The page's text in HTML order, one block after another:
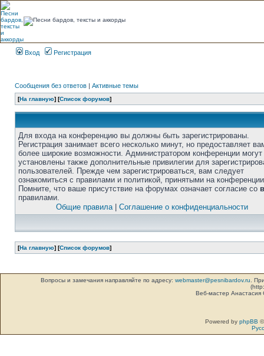
Вход Регистрация
Сообщения без ответов | Активные темы
[На главную] [Список форумов]
Для входа на конференцию вы должны быть зарегистрированы.
Регистрация занимает всего несколько минут, но предоставляет
более широкие возможности. Администратором конференции
установлены также дополнительные привилегии для
пользователей. Прежде чем зарегистрироваться, вам следует
ознакомиться с правилами и политикой, принятыми на
Помните, что ваше присутствие на форумах означает согласие со
правилами.
Общие правила| Соглашение о конфиденциальности
[На главную] [Список форумов]
Вопросы и замечания направляйте по адресу: webmaster@pesnibardov.ru .
Веб-мастер
Powered by phpBB